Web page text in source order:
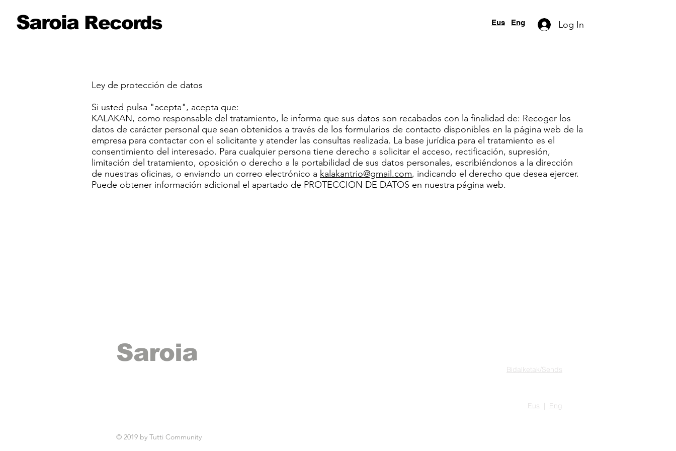
Saroia Records Log In
Eus Eng
Ley de protección de datos
Si usted pulsa "acepta", acepta que:
KALAKAN, como responsable del tratamiento, le informa que sus datos son recabados con la finalidad de: Recoger los
datos de carácter personal que sean obtenidos a través de los formularios de contacto disponibles en la página web de la
empresa para contactar con el solicitante y atender las consultas realizada. La base jurídica para el tratamiento es el
consentimiento del interesado. Para cualquier persona tiene derecho a solicitar el acceso, rectificación, supresión,
limitación del tratamiento, oposición o derecho a la portabilidad de sus datos personales, escribiéndonos a la dirección
de nuestras oficinas, o enviando un correo electrónico a kalakantrio@gmail.com, indicando el derecho que desea ejercer.
Puede obtener información adicional el apartado de PROTECCION DE DATOS en nuestra página web.
Saroia
records Bidalketak/Sends
Eus | Eng
© 2019 by Tutti Community